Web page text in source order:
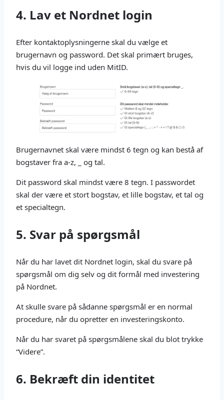
4. Lav et Nordnet login
Efter kontaktoplysningerne skal du vælge et
brugernavn og password. Det skal primært bruges,
hvis du vil logge ind uden MitID.
Brugernavnet skal være mindst 6 tegn og kan bestå af
bogstaver fra a-z, _ og tal.
Dit password skal mindst være 8 tegn. I passwordet
skal der være et stort bogstav, et lille bogstav, et tal og
et specialtegn.
5. Svar på spørgsmål
Når du har lavet dit Nordnet login, skal du svare på
spørgsmål om dig selv og dit formål med investering
på Nordnet.
At skulle svare på sådanne spørgsmål er en normal
procedure, når du opretter en investeringskonto.
Når du har svaret på spørgsmålene skal du blot trykke
“Videre”.
6. Bekræft din identitet